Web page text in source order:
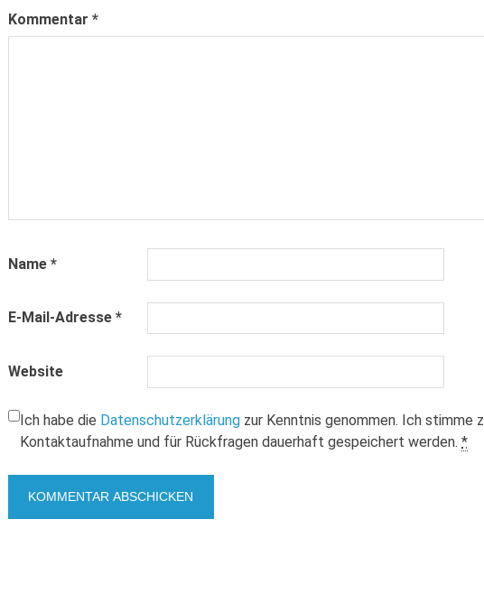
Kommentar*
Name*
E-Mail-Adresse*
Website
Ich habe die Datenschutzerklärung zur Kenntnis genommen. Ich stimme
Kontaktaufnahme und für Rückfragen dauerhaft gespeichert werden.*